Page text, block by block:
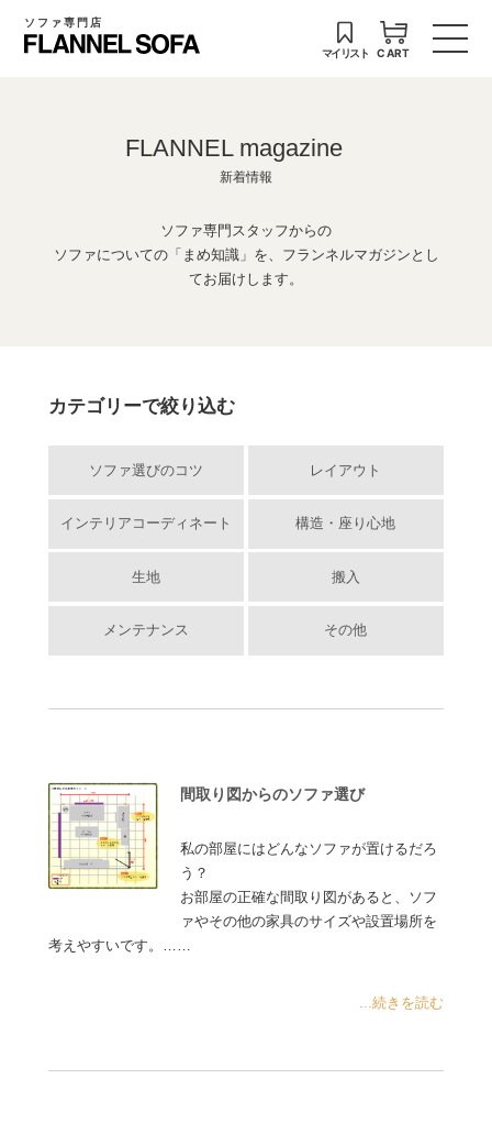
ソファ専門店
マイリスト CART
FLANNEL magazine
新着情報
ソファ専門スタッフからの
ソファについての「まめ知識」を、フランネルマガジンとし
てお届けします。
カテゴリーで絞り込む
ソファ選びのコツ レイアウト
インテリアコーディネート 構造・座り心地
生地 搬入
メンテナンス その他
間取り図からのソファ選び
私の部屋にはどんなソファが置けるだろ
う？
お部屋の正確な間取り図があると、ソフ
ァやその他の家具のサイズや設置場所を
考えやすいです。……
...続きを読む